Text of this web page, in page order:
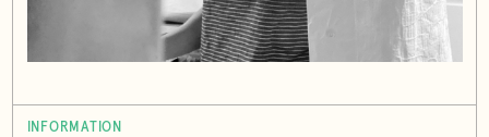
INFORMATION